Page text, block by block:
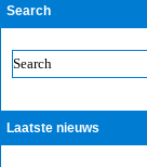
Search
Laatste nieuws